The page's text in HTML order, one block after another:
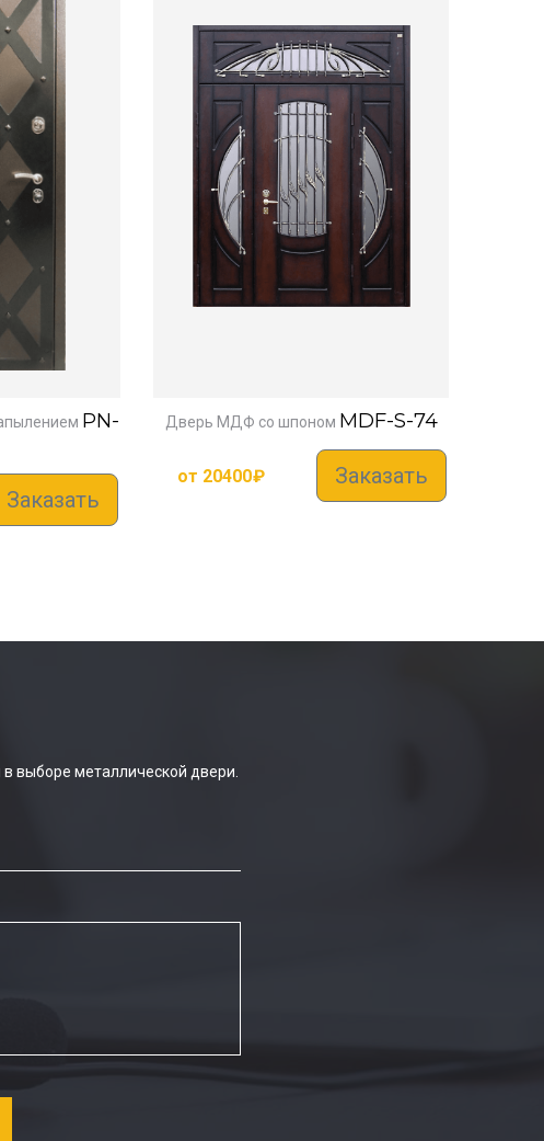
PN-
Заказать
Дверь МДФ со шпоном MDF-S-74
от 20400₽ Заказать
выборе металлической двери.